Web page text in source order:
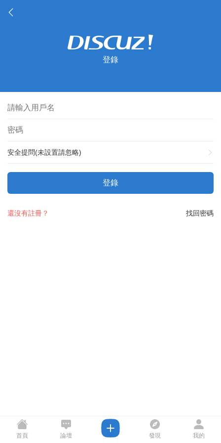
登錄
安全提問(未設置請忽略)
登錄
找回密碼
還沒有註冊？
首頁 論壇 發現 我的